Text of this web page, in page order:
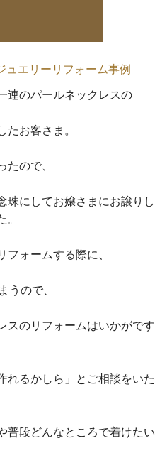
ュエリーリフォーム事例
連のパールネックレスの
たお客さま。
たので、
珠にしてお嬢さまにお譲りし
。
フォームする際に、
うので、
スのリフォームはいかがです
れるかしら」とご相談をいた
普段どんなところで着けたい